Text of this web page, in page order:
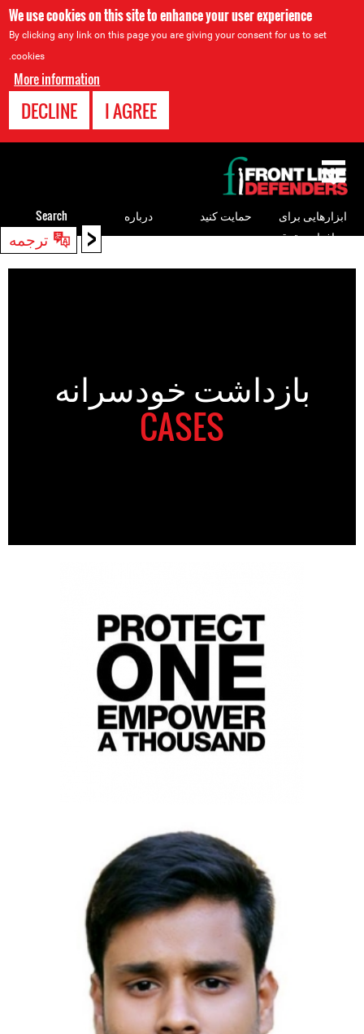
We use cookies on this site to enhance your user experience
By clicking any link on this page you are giving your consent for us to set
cookies.
More information
I AGREE
DECLINE
< ترجمه
to
بازداشت خودسرانه
CASES
to
top
ابزارهایی برای
مدافعان حقوق
حمایت کنید درباره Search